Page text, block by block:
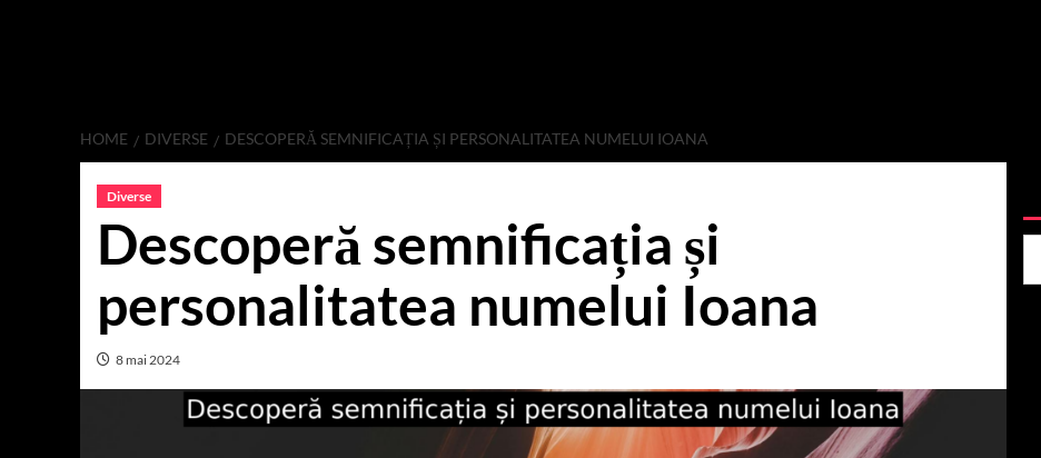
HOME DIVERSE DESCOPERĂ SEMNIFICAȚIA ȘI PERSONALITATEA NUMELUI IOANA
Diverse
Descoperă semnificația și
personalitatea numelui Ioana
8 mai 2024